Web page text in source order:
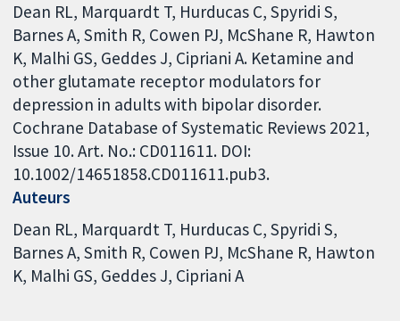
Dean RL, Marquardt T, Hurducas C, Spyridi S,
Barnes A, Smith R, Cowen PJ, McShane R, Hawton
K, Malhi GS, Geddes J, Cipriani A. Ketamine and
other glutamate receptor modulators for
depression in adults with bipolar disorder.
Cochrane Database of Systematic Reviews 2021,
Issue 10. Art. No.: CD011611. DOI:
10.1002/14651858.CD011611.pub3.
Auteurs
Dean RL Marquardt T Hurducas C Spyridi S
Barnes A Smith R Cowen PJ McShane R Hawton
K Malhi GS Geddes J Cipriani A